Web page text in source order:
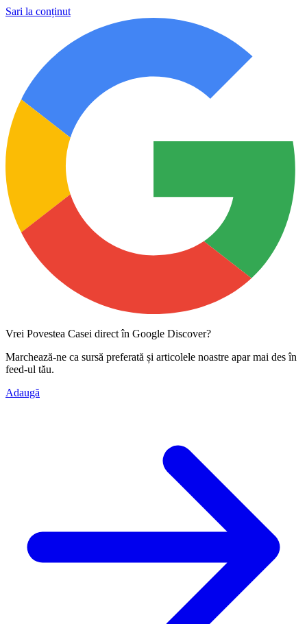
Sari la conținut
Vrei Povestea Casei direct în Google Discover?
Marchează-ne ca sursă preferată și articolele noastre apar mai des în
feed-ul tău.
Adaugă